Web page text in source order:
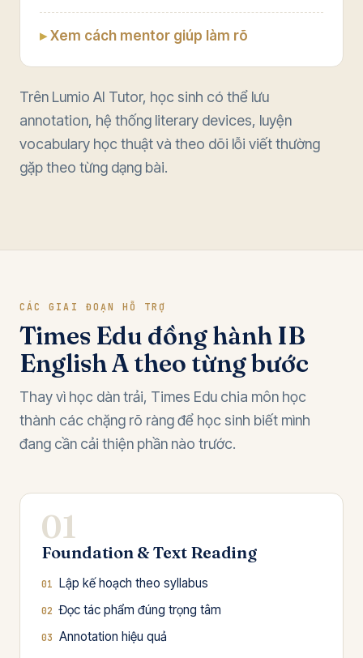
Xem cách mentor giúp làm rõ
Trên Lumio AI Tutor, học sinh có thể lưu
annotation, hệ thống literary devices, luyện
vocabulary học thuật và theo dõi lỗi viết thường
gặp theo từng dạng bài.
CÁC GIAI ĐOẠN HỖ TRỢ
Times Edu đồng hành IB
English A theo từng bước
Thay vì học dàn trải, Times Edu chia môn học
thành các chặng rõ ràng để học sinh biết mình
đang cần cải thiện phần nào trước.
01
Foundation & Text Reading
Lập kế hoạch theo syllabus
Đọc tác phẩm đúng trọng tâm
Annotation hiệu quả